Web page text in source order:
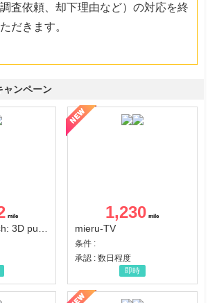
査依頼、却下理由など）の対応を終
だきます。
ャンペーン
Tile Triple Match: 3D puzzle
1,230
mieru-TV
条件 :
承認 : 数日程度
即時